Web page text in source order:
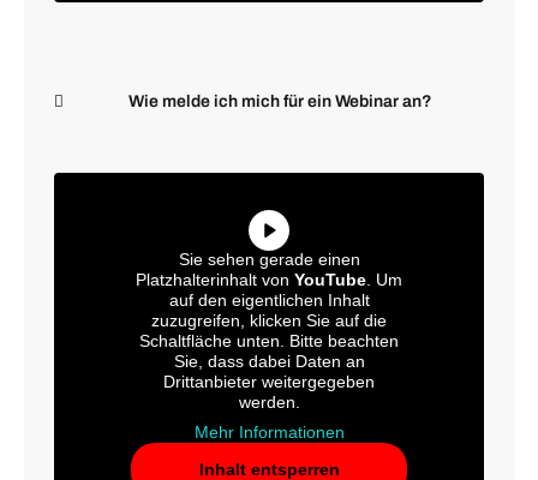
Wie melde ich mich für ein Webinar an?
Sie sehen gerade einen
Platzhalterinhalt von YouTube . Um
auf den eigentlichen Inhalt
zuzugreifen, klicken Sie auf die
Schaltfläche unten. Bitte beachten
Sie, dass dabei Daten an
Drittanbieter weitergegeben
werden.
Mehr Informationen
Inhalt entsperren